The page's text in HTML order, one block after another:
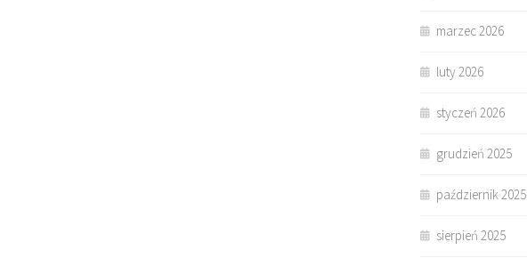
marzec 2026
luty 2026
styczeń 2026
grudzień 2025
październik 2025
sierpień 2025